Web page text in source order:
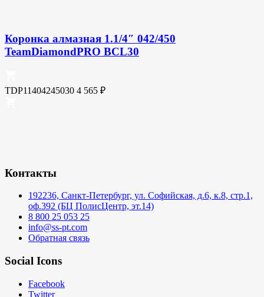
Коронка алмазная 1.1/4″ 042/450
TeamDiamondPRO BCL30
TDP11404245030 4 565 ₽
Контакты
192236, Санкт-Петербург, ул. Софийская, д.6, к.8, стр.1,
оф.392 (БЦ ПолисЦентр, эт.14)
8 800 25 053 25
info@ss-pt.com
Обратная связь
Social Icons
Facebook
Twitter